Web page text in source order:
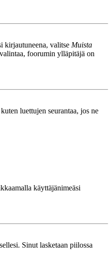
kirjautuneena, valitse Muista
foorumin ylläpitäjä on
luettujen seurantaa, jos ne
käyttäjänimeäsi
Sinut lasketaan piilossa